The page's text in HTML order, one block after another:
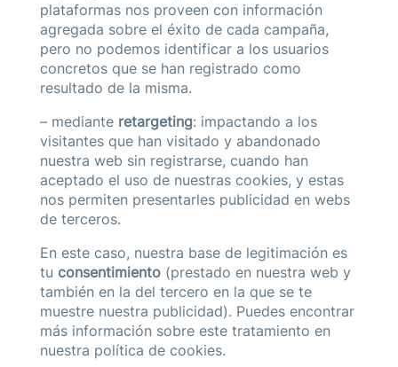
plataformas nos proveen con información
agregada sobre el éxito de cada campaña,
pero no podemos identificar a los usuarios
concretos que se han registrado como
resultado de la misma.
– mediante retargeting: impactando a los
visitantes que han visitado y abandonado
nuestra web sin registrarse, cuando han
aceptado el uso de nuestras cookies, y estas
nos permiten presentarles publicidad en webs
de terceros.
En este caso, nuestra base de legitimación es
tu consentimiento (prestado en nuestra web y
también en la del tercero en la que se te
muestre nuestra publicidad). Puedes encontrar
más información sobre este tratamiento en
nuestra política de cookies.